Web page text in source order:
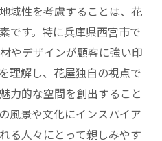
域性を考慮することは、花
です。特に兵庫県西宮市で
やデザインが顧客に強い印
理解し、花屋独自の視点で
力的な空間を創出すること
風景や文化にインスパイア
る人々にとって親しみやす